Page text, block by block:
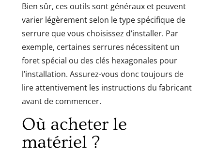
Bien sûr, ces outils sont généraux et peuvent
varier légèrement selon le type spécifique de
serrure que vous choisissez d’installer. Par
exemple, certaines serrures nécessitent un
foret spécial ou des clés hexagonales pour
l’installation. Assurez-vous donc toujours de
lire attentivement les instructions du fabricant
avant de commencer.
Où acheter le
matériel ?